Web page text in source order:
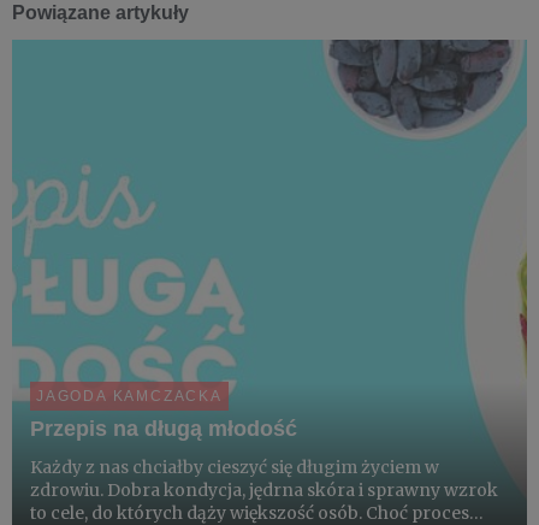
Powiązane artykuły
JAGODA KAMCZACKA
Przepis na długą młodość
Każdy z nas chciałby cieszyć się długim życiem w
zdrowiu. Dobra kondycja, jędrna skóra i sprawny wzrok
to cele, do których dąży większość osób. Choć proces